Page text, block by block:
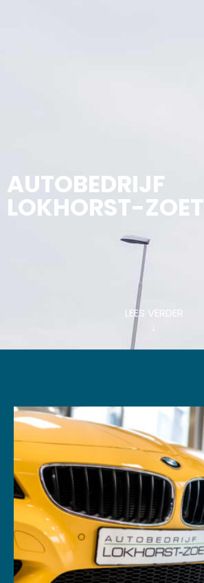
AUTOBEDRIJF
LOKHORST-ZOET
LEES VERDER
↓